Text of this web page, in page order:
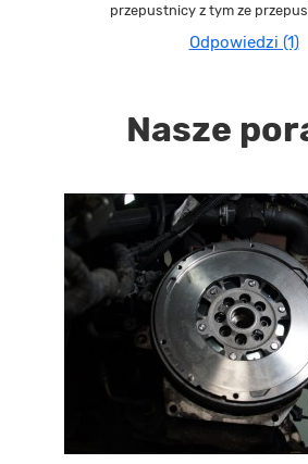
przepustnicy z tym ze
Odpowiedzi (1)
Nasze